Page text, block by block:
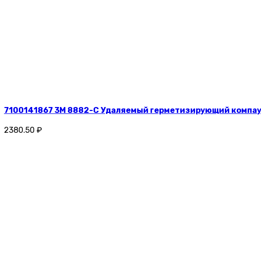
7100141867 3M 8882-С Удаляемый герметизирующий
2380.50 ₽